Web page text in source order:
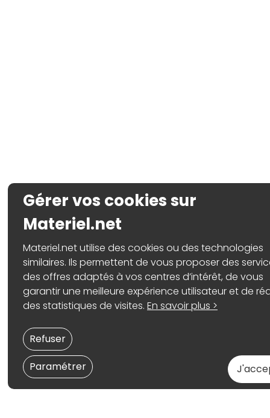
Gérer vos cookies sur
Materiel.net
Materiel.net utilise des cookies ou des technologies
similaires. Ils permettent de vous proposer des
des offres adaptés à vos centres d’intérêt, de vous
garantir une meilleure expérience utilisateur et de
des statistiques de visites.En savoir plus >
Paramétrer
Refuser